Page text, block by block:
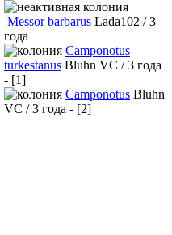
Messor barbarus Lada102 / 3
года
Camponotus
turkestanus Bluhn VC / 3 года
- [1]
Camponotus Bluhn
VC / 3 года - [2]